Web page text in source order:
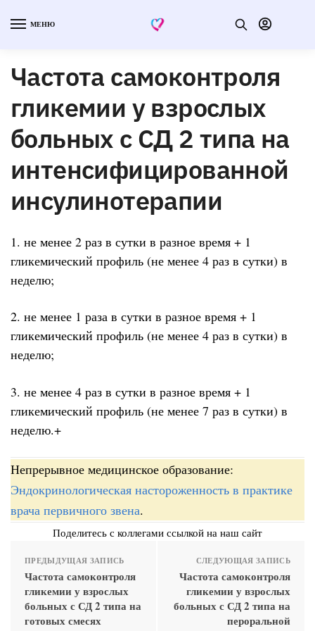
МЕНЮ
Частота самоконтроля
гликемии у взрослых
больных с СД 2 типа на
интенсифицированной
инсулинотерапии
1. не менее 2 раз в сутки в разное время + 1
гликемический профиль (не менее 4 раз в сутки) в
неделю;
2. не менее 1 раза в сутки в разное время + 1
гликемический профиль (не менее 4 раз в сутки) в
неделю;
3. не менее 4 раз в сутки в разное время + 1
гликемический профиль (не менее 7 раз в сутки) в
неделю.+
Непрерывное медицинское образование:
Эндокринологическая настороженность в практике
врача первичного звена.
Поделитесь с коллегами ссылкой на наш сайт
ПРЕДЫДУЩАЯ ЗАПИСЬ
Частота самоконтроля
гликемии у взрослых
больных с СД 2 типа на
готовых смесях
СЛЕДУЮЩАЯ ЗАПИСЬ
Частота самоконтроля
гликемии у взрослых
больных с СД 2 типа на
пероральной